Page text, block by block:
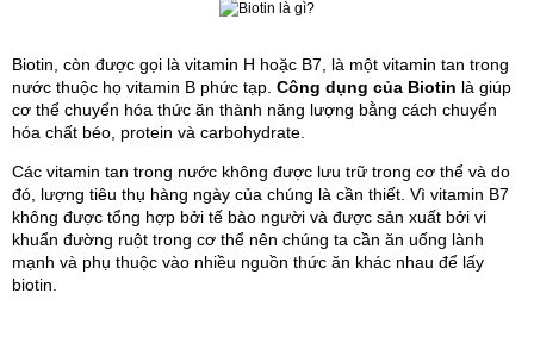
Biotin, còn được gọi là vitamin H hoặc B7, là một vitamin tan trong
nước thuộc họ vitamin B phức tạp. Công dụng của Biotin là giúp
cơ thể chuyển hóa thức ăn thành năng lượng bằng cách chuyển
hóa chất béo, protein và carbohydrate.
Các vitamin tan trong nước không được lưu trữ trong cơ thể và do
đó, lượng tiêu thụ hàng ngày của chúng là cần thiết. Vì vitamin B7
không được tổng hợp bởi tế bào người và được sản xuất bởi vi
khuẩn đường ruột trong cơ thể nên chúng ta cần ăn uống lành
mạnh và phụ thuộc vào nhiều nguồn thức ăn khác nhau để lấy
biotin.